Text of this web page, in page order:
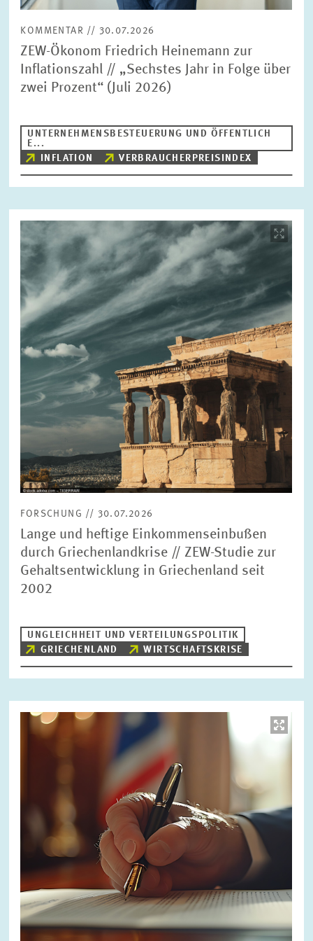
KOMMENTAR // 30.07.2026
ZEW-Ökonom Friedrich Heinemann zur
Inflationszahl // „Sechstes Jahr in Folge über
zwei Prozent“ (Juli 2026)
UNTERNEHMENSBESTEUERUNG UND ÖFFENTLICH
E...
INFLATION
VERBRAUCHERPREISINDEX
öffnet
in
vergrößerter
Ansicht
FORSCHUNG // 30.07.2026
Lange und heftige Einkommenseinbußen
durch Griechenlandkrise // ZEW-Studie zur
Gehaltsentwicklung in Griechenland seit
2002
UNGLEICHHEIT UND VERTEILUNGSPOLITIK
GRIECHENLAND
WIRTSCHAFTSKRISE
Bild
öffnet